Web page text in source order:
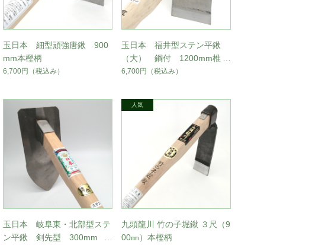
玉日本 細型頑強唐鍬 900
mm本樫柄
6,700円 （税込み）
玉日本 福井型ステン平鍬
（大） 鋼付 1200mm椎掛
柄
6,700円 （税込み）
玉日本 岐阜東・北部型ステ
ン平鍬 剣先型 300mm
九頭龍川 竹の子堀鍬 ３尺（9
00㎜）本樫柄